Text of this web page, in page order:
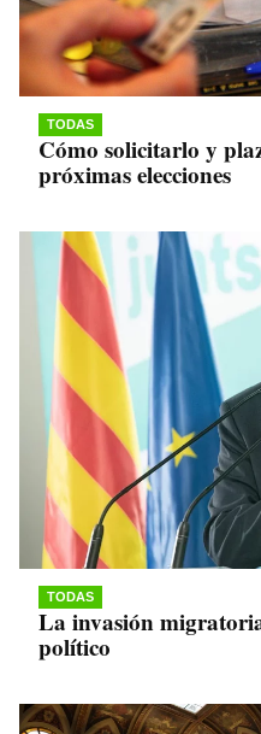
TODAS
Cómo solicitarlo y
próximas elecciones
TODAS
La invasión
político